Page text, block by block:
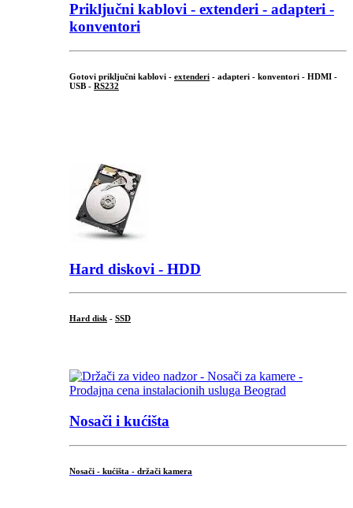
Priključni kablovi - extenderi - adapteri -
konventori
Gotovi priključni kablovi - extenderi - adapteri - konventori - HDMI -
USB - RS232
Hard diskovi - HDD
Hard disk - SSD
Nosači i kućišta
Nosači - kućišta - držači kamera